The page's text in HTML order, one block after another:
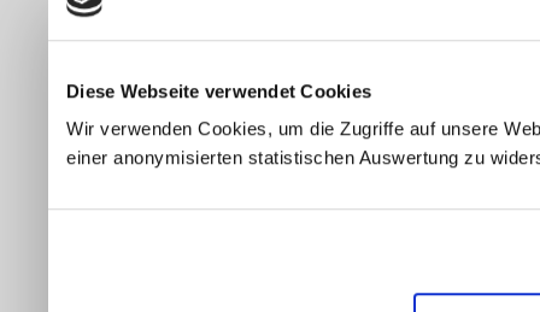
Diese Webseite verwendet Cookies
Wir verwenden Cookies, um die Zugriffe auf unsere
einer anonymisierten statistischen Auswertung zu